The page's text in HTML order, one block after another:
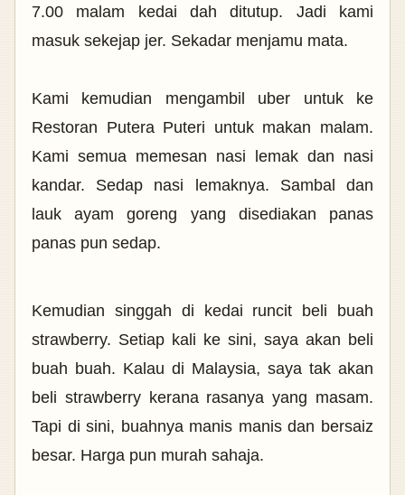
7.00 malam kedai dah ditutup. Jadi kami
masuk sekejap jer. Sekadar menjamu mata.
Kami kemudian mengambil uber untuk ke
Restoran Putera Puteri untuk makan malam.
Kami semua memesan nasi lemak dan nasi
kandar. Sedap nasi lemaknya. Sambal dan
lauk ayam goreng yang disediakan panas
panas pun sedap.
Kemudian singgah di kedai runcit beli buah
strawberry. Setiap kali ke sini, saya akan beli
buah buah. Kalau di Malaysia, saya tak akan
beli strawberry kerana rasanya yang masam.
Tapi di sini, buahnya manis manis dan bersaiz
besar. Harga pun murah sahaja.